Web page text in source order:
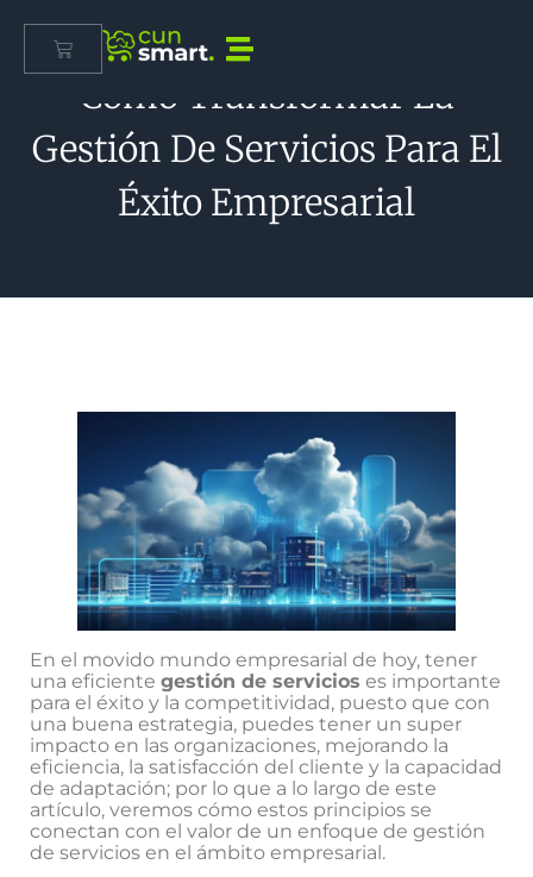
Cómo Transformar La
Gestión De Servicios Para El
Éxito Empresarial
En el movido mundo empresarial de hoy, tener
una eficiente gestión de servicios es importante
para el éxito y la competitividad, puesto que con
una buena estrategia, puedes tener un super
impacto en las organizaciones, mejorando la
eficiencia, la satisfacción del cliente y la capacidad
de adaptación; por lo que a lo largo de este
artículo, veremos cómo estos principios se
conectan con el valor de un enfoque de gestión
de servicios en el ámbito empresarial.